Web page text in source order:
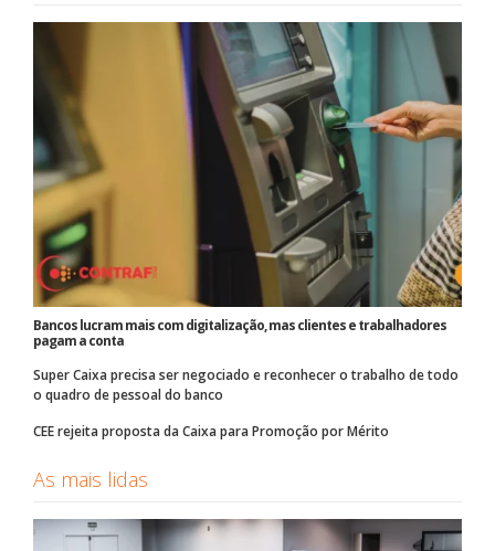
Bancos lucram mais com digitalização, mas clientes e trabalhadores
pagam a conta
Super Caixa precisa ser negociado e reconhecer o trabalho de todo
o quadro de pessoal do banco
CEE rejeita proposta da Caixa para Promoção por Mérito
As mais lidas